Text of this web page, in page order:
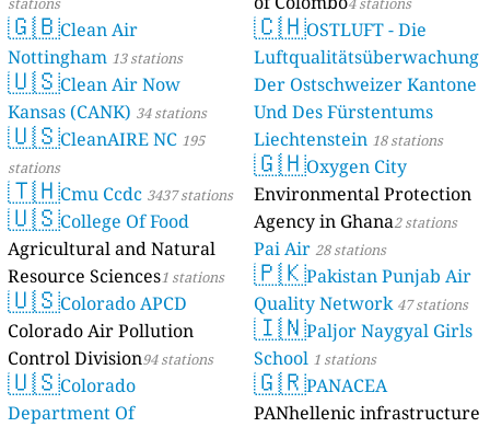
🇬🇧Clean Air
Nottingham 13 stations
🇺🇸Clean Air Now
Kansas (CANK) 34 stations
🇺🇸CleanAIRE NC 195
stations
🇹🇭Cmu Ccdc 3437 stations
🇺🇸College Of Food
Agricultural and Natural
Resource Sciences1 stations
🇺🇸Colorado APCD
Colorado Air Pollution
Control Division94 stations
🇺🇸Colorado
Department Of
🇨🇭OSTLUFT - Die
Luftqualitätsüberwachung
Der Ostschweizer Kantone
Und Des Fürstentums
Liechtenstein 18 stations
🇬🇭Oxygen City
Environmental Protection
Agency in Ghana2 stations
Pai Air 28 stations
🇵🇰Pakistan Punjab Air
Quality Network 47 stations
🇮🇳Paljor Naygyal Girls
School 1 stations
🇬🇷PANACEA
PANhellenic infrastructure